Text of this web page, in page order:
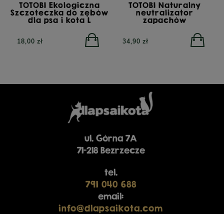
TOTOBI Ekologiczna
Szczoteczka do zębów
dla psa i kota L
18,00 zł
TOTOBI Naturalny
neutralizator
zapachów
34,90 zł
ul. Górna 7A
71-218 Bezrzecze
tel.
791 040 688
email:
info@dlapsaikota.com